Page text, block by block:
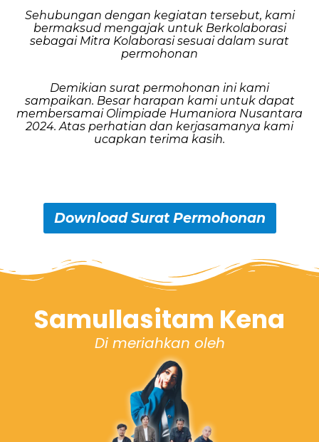
Sehubungan dengan kegiatan tersebut, kami
bermaksud mengajak untuk Berkolaborasi
sebagai Mitra Kolaborasi sesuai dalam surat
permohonan
Demikian surat permohonan ini kami
sampaikan. Besar harapan kami untukdapat
membersamai Olimpiade Humaniora Nusantara
2024. Atas perhatian dan kerjasamanya kami
ucapkan terima kasih.
Download Surat Permohonan
Samullasitam Kena
Di meriahkan oleh